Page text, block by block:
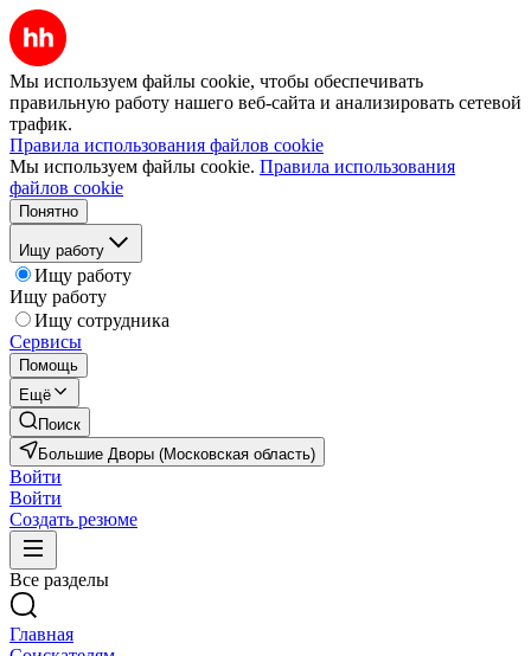
Мы используем файлы cookie, чтобы обеспечивать
правильную работу нашего веб-сайта и анализировать сетевой
трафик.
Правила использования файлов cookie
Мы используем файлы cookie. Правила использования
файлов cookie
Понятно
Ищу работу
Ищу работу
Ищу работу
Ищу сотрудника
Сервисы
Помощь
Ещё
Поиск
Большие Дворы (Московская область)
Войти
Войти
Создать резюме
Все разделы
Главная